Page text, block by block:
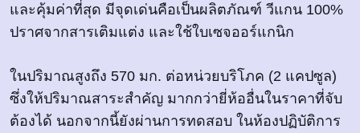
และคุ้มค่าที่สุด มีจุดเด่นคือเป็นผลิตภัณฑ์ วีแกน 100%
ปราศจากสารเติมแต่ง และใช้ใบเซจออร์แกนิก
ในปริมาณสูงถึง 570 มก. ต่อหน่วยบริโภค (2 แคปซูล)
ซึ่งให้ปริมาณสาระสำคัญ มากกว่ายี่ห้ออื่นในราคาที่จับ
ต้องได้ นอกจากนี้ยังผ่านการทดสอบ ในห้องปฏิบัติการ